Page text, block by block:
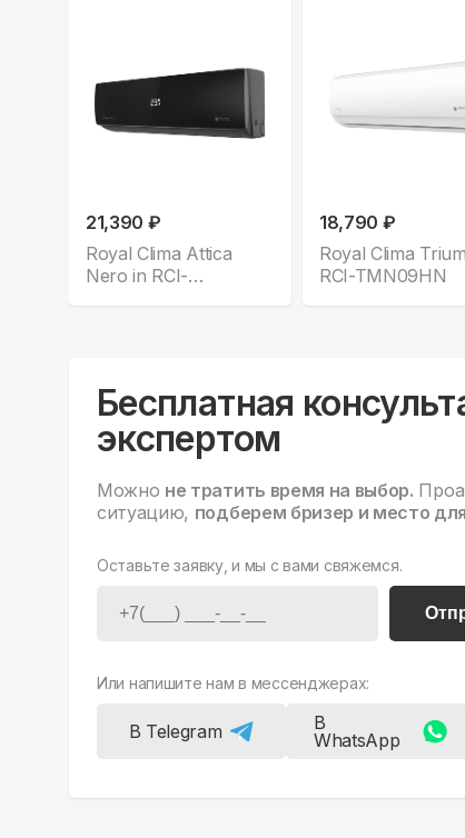
21,390 ₽
Royal Clima Attica
Nero in RCI-
18,790 ₽
Royal Clima
RCI-TMN09HN
Бесплатная
экспертом
Можно не тратить время на выбор.
ситуацию, подберем бризер и место
Оставьте заявку, и мы с вами свяжемся.
Или напишите нам в мессенджерах:
В Telegram
В
WhatsApp